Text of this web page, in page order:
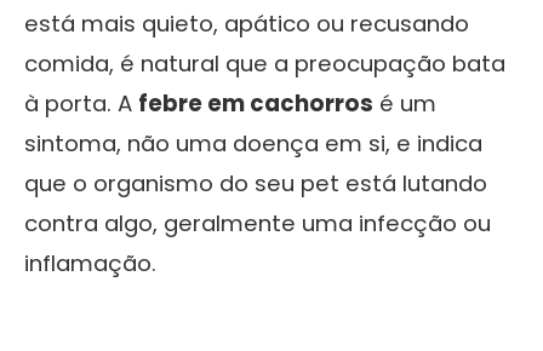
está mais quieto, apático ou recusando
comida, é natural que a preocupação bata
à porta. A febre em cachorros é um
sintoma, não uma doença em si, e indica
que o organismo do seu pet está lutando
contra algo, geralmente uma infecção ou
inflamação.